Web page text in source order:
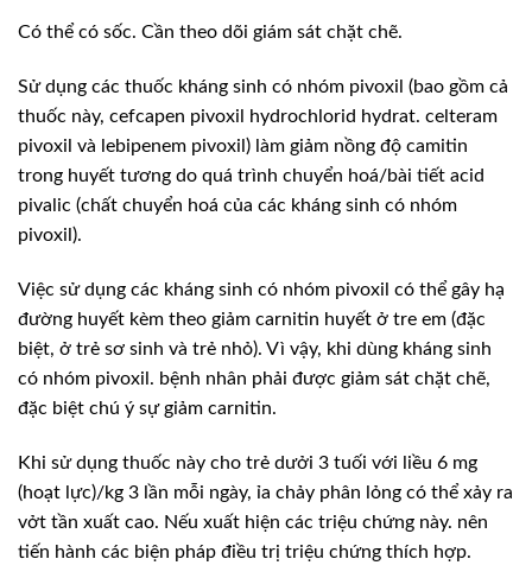
Có thể có sốc. Cần theo dõi giám sát chặt chẽ.
Sử dụng các thuốc kháng sinh có nhóm pivoxil (bao gồm cả
thuốc này, cefcapen pivoxil hydrochlorid hydrat. celteram
pivoxil và lebipenem pivoxil) làm giảm nồng độ camitin
trong huyết tương do quá trình chuyển hoá/bài tiết acid
pivalic (chất chuyển hoá của các kháng sinh có nhóm
pivoxil).
Việc sử dụng các kháng sinh có nhóm pivoxil có thể gây hạ
đường huyết kèm theo giảm carnitin huyết ở tre em (đặc
biệt, ở trẻ sơ sinh và trẻ nhỏ). Vì vậy, khi dùng kháng sinh
có nhóm pivoxil. bệnh nhân phải được giảm sát chặt chẽ,
đặc biệt chú ý sự giảm carnitin.
Khi sử dụng thuốc này cho trẻ dưởi 3 tuối với liều 6 mg
(hoạt lực)/kg 3 lần mỗi ngày, ỉa chảy phân lỏng có thể xảy ra
vởt tần xuất cao. Nếu xuất hiện các triệu chứng này. nên
tiến hành các biện pháp điều trị triệu chứng thích hợp.